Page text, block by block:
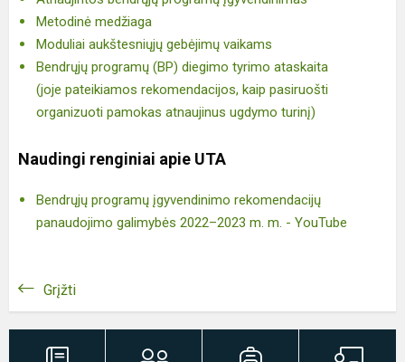
Metodinė medžiaga
Moduliai aukštesniųjų gebėjimų vaikams
Bendrųjų programų (BP) diegimo tyrimo ataskaita
(joje pateikiamos rekomendacijos, kaip pasiruošti
organizuoti pamokas atnaujinus ugdymo turinį)
Naudingi renginiai apie UTA
Bendrųjų programų įgyvendinimo rekomendacijų
panaudojimo galimybės 2022–2023 m. m. - YouTube
Grįžti